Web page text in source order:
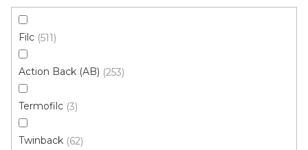
Filc 511
Action Back (AB) 253
Termofilc 3
Twinback 62
Metrážový koberec GENEVIA 79
Skladem, ihned k odeslání